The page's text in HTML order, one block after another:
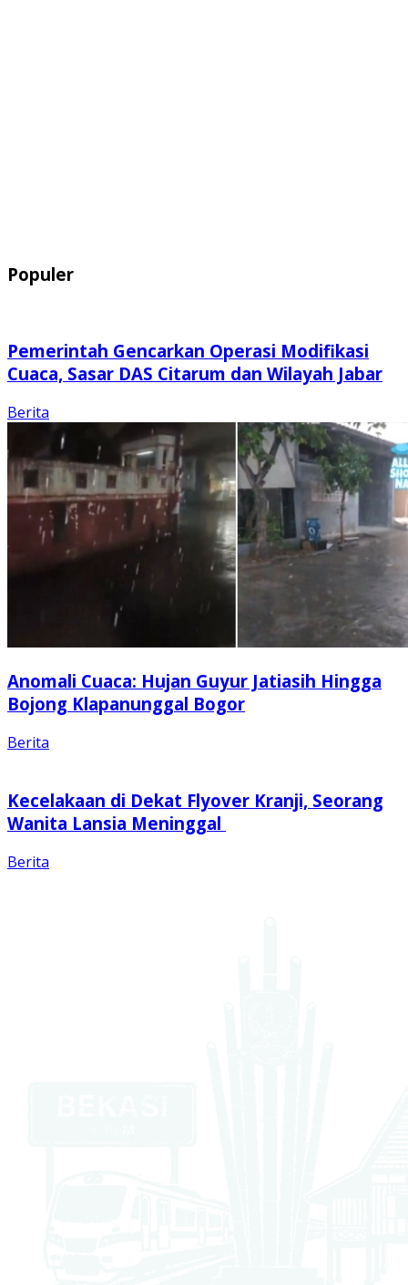
Populer
Pemerintah Gencarkan Operasi Modifikasi
Cuaca, Sasar DAS Citarum dan Wilayah Jabar
Berita
Anomali Cuaca: Hujan Guyur Jatiasih Hingga
Bojong Klapanunggal Bogor
Berita
Kecelakaan di Dekat Flyover Kranji, Seorang
Wanita Lansia Meninggal
Berita